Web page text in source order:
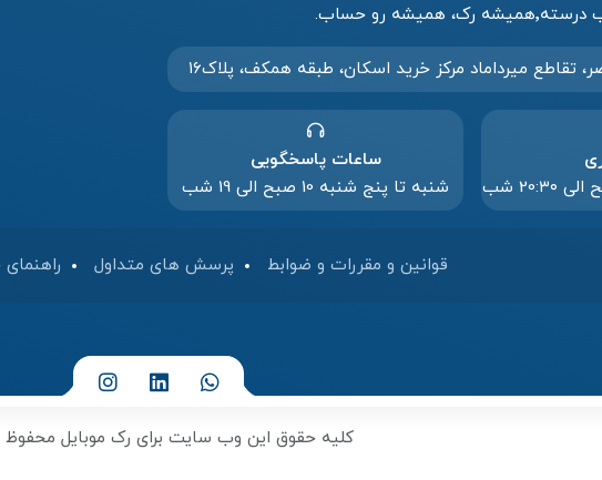
رو حساب.
تقاطع میرداماد مرکز خرید‌ اسکان، طبقه همکف، پلاک۱۶
ساعات پاسخگویی
شنبه تا پنج شنبه 10 صبح الی 19 شب
قوانین و مقررات و ضوابط پرسش های متداول
کلیه حقوق این وب سایت برای رک موبایل